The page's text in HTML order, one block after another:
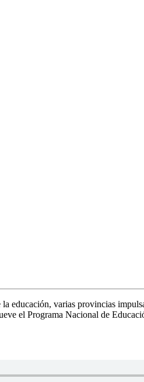
varias provincias
el Programa Nacional de